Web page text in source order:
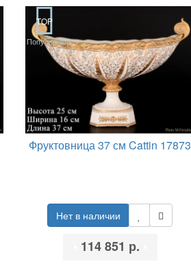
TOP
Популярный
Фруктовница 37 см Cattin 17873
Нет в наличии
114 851 р.